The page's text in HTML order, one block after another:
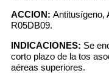
ACCION: Antitusígeno,
R05DB09.
INDICACIONES: Se
corto plazo de la tos
aéreas superiores.